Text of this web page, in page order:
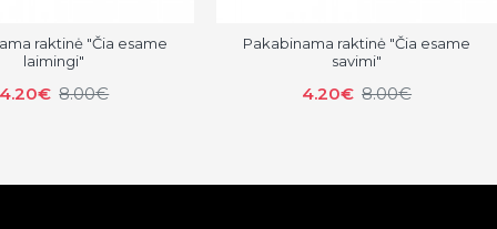
raktinė "Čia esame
laimingi"
4.20€ 8.00€
Pakabinama raktinė "Čia esame
savimi"
4.20€ 8.00€